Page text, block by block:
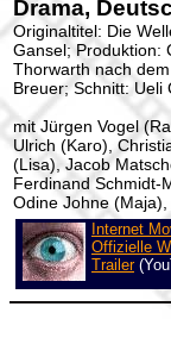
Drama,
Originaltitel: Die
Gansel; Produktion:
Thorwarth nach
Breuer; Schnitt: Ueli
mit Jürgen Vogel
Ulrich (Karo),
(Lisa), Jacob
Ferdinand Schmidt-
Odine Johne
Internet
Offizielle
Trailer